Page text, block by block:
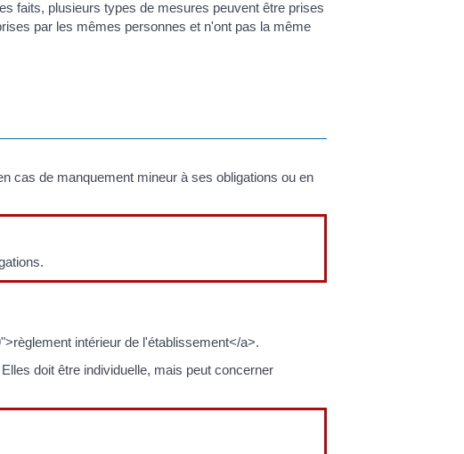
faits, plusieurs types de mesures peuvent être prises
par les mêmes personnes et n'ont pas la même
cas de manquement mineur à ses obligations ou en
intérieur de l'établissement</a>.
doit être individuelle, mais peut concerner